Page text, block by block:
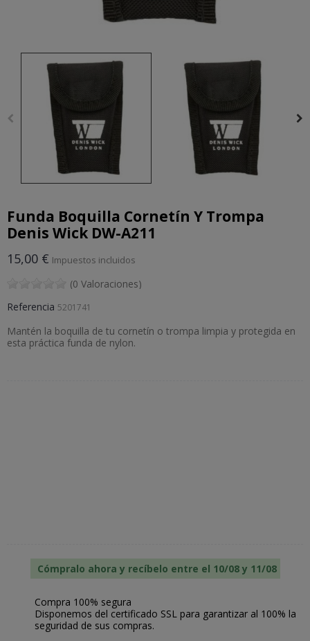
Funda Boquilla Cornetín Y Trompa
Denis Wick DW-A211
15,00 € Impuestos incluidos
(0 Valoraciones)
Referencia 5201741
Mantén la boquilla de tu cornetín o trompa limpia y protegida en
esta práctica funda de nylon.
Cómpralo ahora y recíbelo entre el 10/08 y 11/08
Compra 100% segura
Disponemos del certificado SSL para garantizar al 100% la
seguridad de sus compras.